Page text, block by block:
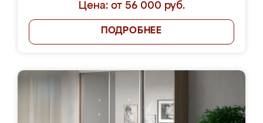
Цена: от 56 000 руб.
ПОДРОБНЕЕ